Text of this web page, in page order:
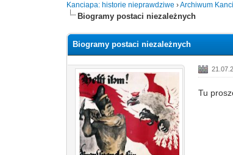
Kanciapa: historie nieprawdziwe ›Archiwum
Biogramy postaci niezależnych
Biogramy postaci niezależnych
Tu